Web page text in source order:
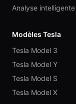
Analyse
Modèles Tesla
Tesla Model 3
Tesla Model Y
Tesla Model S
Tesla Model X